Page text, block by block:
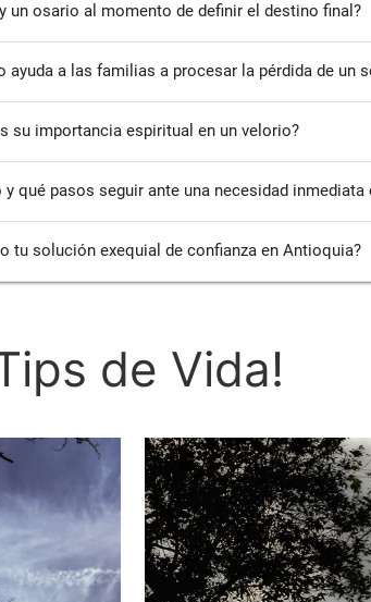
un osario al momento de definir el destino final?
ayuda a las familias a procesar la pérdida de un
su importancia espiritual en un velorio?
qué pasos seguir ante una necesidad inmediata
tu solución exequial de confianza en Antioquia?
de Vida!